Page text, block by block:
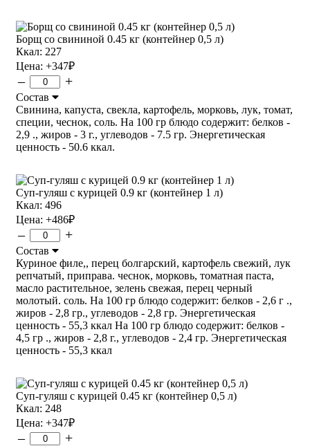
Борщ со свининой 0.45 кг (контейнер 0,5 л)
Ккал: 227
Цена: +347₽
– +
Состав
Свинина, капуста, свекла, картофель, морковь, лук, томат,
специи, чеснок, соль. На 100 гр блюдо содержит: белков -
2,9 ., жиров - 3 г., углеводов - 7.5 гр. Энергетическая
ценность - 50.6 ккал.
Суп-гуляш с курицей 0.9 кг (контейнер 1 л)
Ккал: 496
Цена: +486₽
– +
Состав
Куриное филе,, перец болгарский, картофель свежий, лук
репчатый, приправа. чеснок, морковь, томатная паста,
масло растительное, зелень свежая, перец черный
молотый. соль. На 100 гр блюдо содержит: белков - 2,6 г .,
жиров - 2,8 гр., углеводов - 2,8 гр. Энергетическая
ценность - 55,3 ккал На 100 гр блюдо содержит: белков -
4,5 гр ., жиров - 2,8 г., углеводов - 2,4 гр. Энергетическая
ценность - 55,3 ккал
Суп-гуляш с курицей 0.45 кг (контейнер 0,5 л)
Ккал: 248
Цена: +347₽
– +